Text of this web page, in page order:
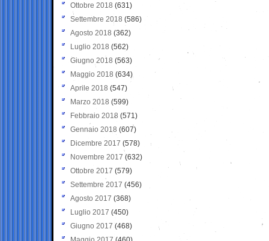
Ottobre 2018 (631)
Settembre 2018 (586)
Agosto 2018 (362)
Luglio 2018 (562)
Giugno 2018 (563)
Maggio 2018 (634)
Aprile 2018 (547)
Marzo 2018 (599)
Febbraio 2018 (571)
Gennaio 2018 (607)
Dicembre 2017 (578)
Novembre 2017 (632)
Ottobre 2017 (579)
Settembre 2017 (456)
Agosto 2017 (368)
Luglio 2017 (450)
Giugno 2017 (468)